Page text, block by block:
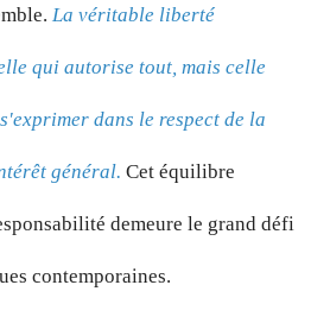
La véritable liberté
qui autorise tout, mais celle
dans le respect de la
général. Cet équilibre
demeure le grand défi
contemporaines.